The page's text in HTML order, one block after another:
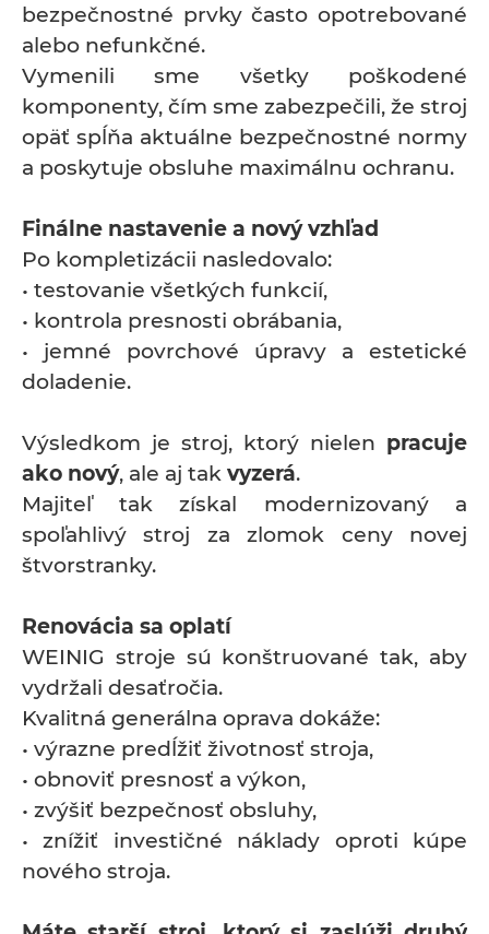
bezpečnostné prvky často opotrebované
alebo nefunkčné.
Vymenili sme všetky poškodené
komponenty, čím sme zabezpečili, že stroj
opäť spĺňa aktuálne bezpečnostné normy
a poskytuje obsluhe maximálnu ochranu.
Finálne nastavenie a nový vzhľad
Po kompletizácii nasledovalo:
• testovanie všetkých funkcií,
• kontrola presnosti obrábania,
• jemné povrchové úpravy a estetické
doladenie.
Výsledkom je stroj, ktorý nielen pracuje
ako nový, ale aj tak vyzerá.
Majiteľ tak získal modernizovaný a
spoľahlivý stroj za zlomok ceny novej
štvorstranky.
Renovácia sa oplatí
WEINIG stroje sú konštruované tak, aby
vydržali desaťročia.
Kvalitná generálna oprava dokáže:
• výrazne predĺžiť životnosť stroja,
• obnoviť presnosť a výkon,
• zvýšiť bezpečnosť obsluhy,
• znížiť investičné náklady oproti kúpe
nového stroja.